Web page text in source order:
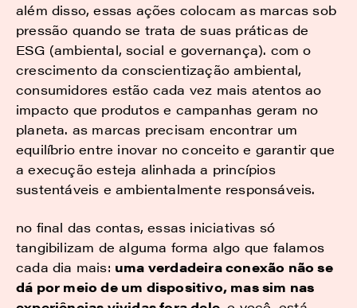
além disso, essas ações colocam as marcas sob
pressão quando se trata de suas práticas de
ESG (ambiental, social e governança). com o
crescimento da conscientização ambiental,
consumidores estão cada vez mais atentos ao
impacto que produtos e campanhas geram no
planeta. as marcas precisam encontrar um
equilíbrio entre inovar no conceito e garantir que
a execução esteja alinhada a princípios
sustentáveis e ambientalmente responsáveis.
no final das contas, essas iniciativas só
tangibilizam de alguma forma algo que falamos
cada dia mais: uma verdadeira conexão não se
dá por meio de um dispositivo, mas sim nas